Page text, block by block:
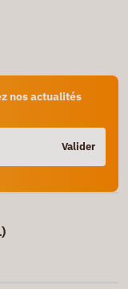
nos actualités
Valider